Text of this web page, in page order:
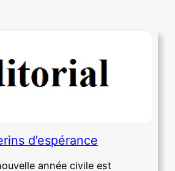
d’espérance
année civile est